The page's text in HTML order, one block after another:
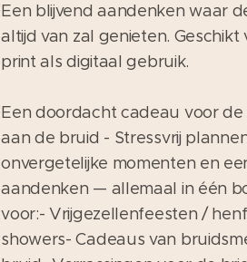
Een blijvend aandenken waar
altijd van zal genieten. Geschikt
print als digitaal gebruik.
Een doordacht cadeau voor de
aan de bruid - Stressvrij
onvergetelijke momenten en
aandenken — allemaal in één
voor:- Vrijgezellenfeesten /
showers- Cadeaus van